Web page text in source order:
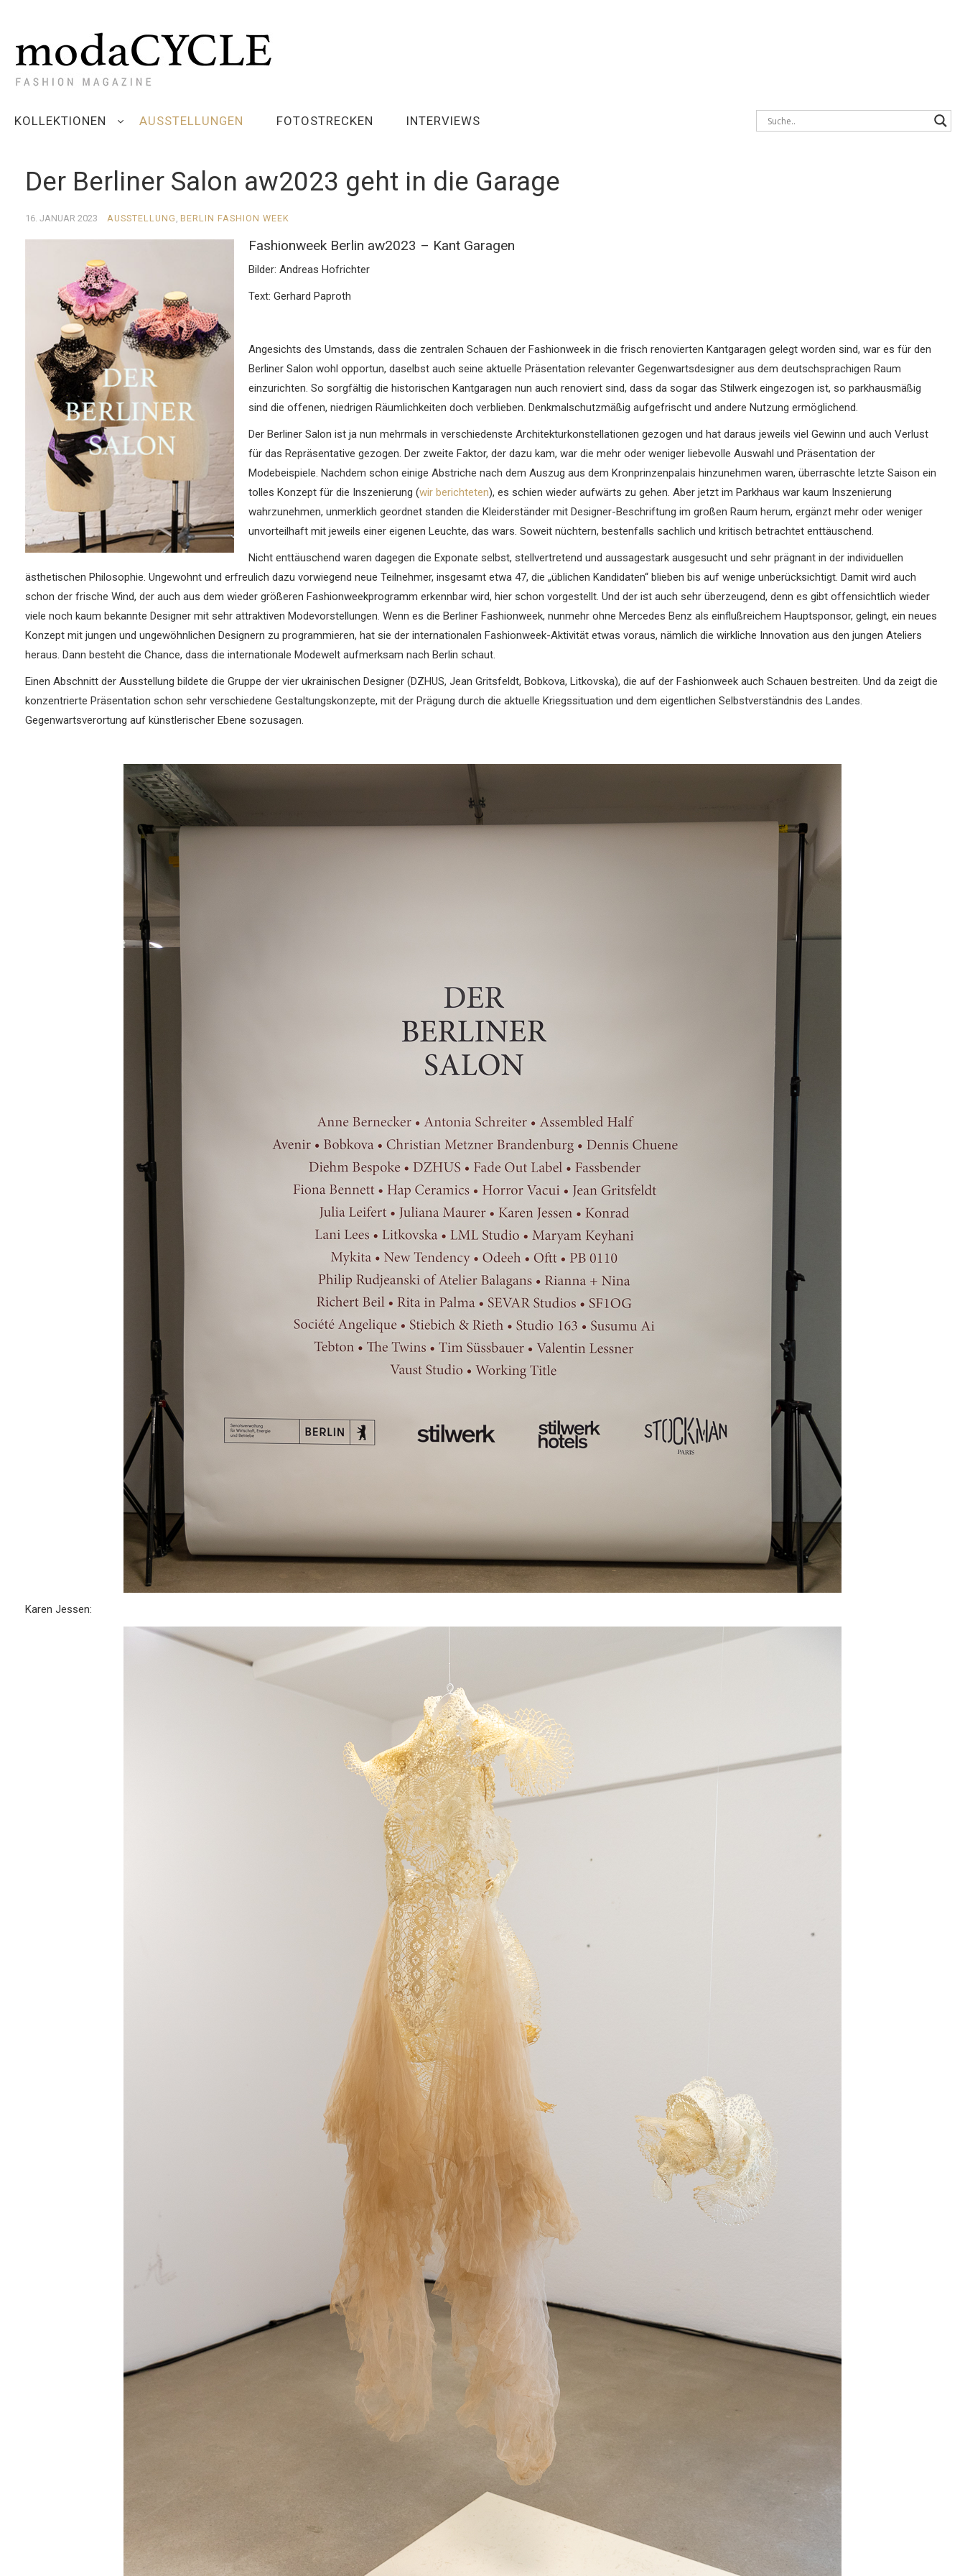
KOLLEKTIONEN AUSSTELLUNGEN FOTOSTRECKEN INTERVIEWS
Der Berliner Salon aw2023 geht in die Garage
16. JANUAR 2023 AUSSTELLUNG , BERLIN FASHION WEEK
Fashionweek Berlin aw2023 – Kant Garagen
Bilder: Andreas Hofrichter
Text: Gerhard Paproth
Angesichts des Umstands, dass die zentralen Schauen der Fashionweek in die frisch renovierten Kantgaragen gelegt worden sind, war es für den
Berliner Salon wohl opportun, daselbst auch seine aktuelle Präsentation relevanter Gegenwartsdesigner aus dem deutschsprachigen Raum
einzurichten.So sorgfältig die historischen Kantgaragen nun auch renoviert sind, dass da sogar das Stilwerk eingezogen ist, so parkhausmäßig
sind die offenen, niedrigen Räumlichkeiten doch verblieben. Denkmalschutzmäßig aufgefrischt und andere Nutzung ermöglichend.
Der Berliner Salon ist ja nun mehrmals in verschiedenste Architekturkonstellationen gezogen und hat daraus jeweils viel Gewinn und auch Verlust
für das Repräsentative gezogen. Der zweite Faktor, der dazu kam, war die mehr oder weniger liebevolle Auswahl und Präsentation der
Modebeispiele. Nachdem schon einige Abstriche nach dem Auszug aus dem Kronprinzenpalais hinzunehmen waren, überraschte letzte Saison ein
tolles Konzept für die Inszenierung (wir berichteten), es schien wieder aufwärts zu gehen. Aber jetzt im Parkhaus war kaum Inszenierung
wahrzunehmen, unmerklich geordnet standen die Kleiderständer mit Designer-Beschriftung im großen Raum herum, ergänzt mehr oder weniger
unvorteilhaft mit jeweils einer eigenen Leuchte, das wars. Soweit nüchtern, bestenfalls sachlich und kritisch betrachtet enttäuschend.
Nicht enttäuschend waren dagegen die Exponate selbst, stellvertretend und aussagestark ausgesucht und sehr prägnant in der individuellen
ästhetischen Philosophie. Ungewohnt und erfreulich dazu vorwiegend neue Teilnehmer, insgesamt etwa 47, die „üblichen Kandidaten“ blieben bis auf wenige unberücksichtigt. Damit wird auch
schon der frische Wind, der auch aus dem wieder größeren Fashionweekprogramm erkennbar wird, hier schon vorgestellt. Und der ist auch sehr überzeugend, denn es gibt offensichtlich wieder
viele noch kaum bekannte Designer mit sehr attraktiven Modevorstellungen. Wenn es die Berliner Fashionweek, nunmehr ohne Mercedes Benz als einflußreichem Hauptsponsor, gelingt, ein neues
Konzept mit jungen und ungewöhnlichen Designern zu programmieren, hat sie der internationalen Fashionweek-Aktivität etwas voraus, nämlich die wirkliche Innovation aus den jungen Ateliers
heraus. Dann besteht die Chance, dass die internationale Modewelt aufmerksam nach Berlin schaut.
Einen Abschnitt der Ausstellung bildete die Gruppe der vier ukrainischen Designer (DZHUS, Jean Gritsfeldt, Bobkova, Litkovska), die auf der Fashionweek auch Schauen bestreiten. Und da zeigt die
konzentrierte Präsentation schon sehr verschiedene Gestaltungskonzepte, mit der Prägung durch die aktuelle Kriegssituation und dem eigentlichen Selbstverständnis des Landes.
Gegenwartsverortung auf künstlerischer Ebene sozusagen.
Karen Jessen: